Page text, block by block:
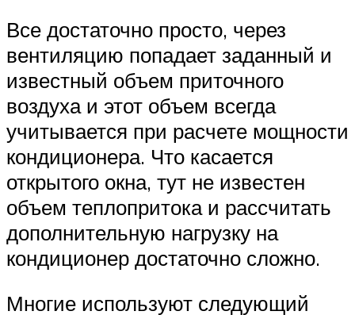
Все достаточно просто, через
вентиляцию попадает заданный и
известный объем приточного
воздуха и этот объем всегда
учитывается при расчете мощности
кондиционера. Что касается
открытого окна, тут не известен
объем теплопритока и рассчитать
дополнительную нагрузку на
кондиционер достаточно сложно.
Многие используют следующий